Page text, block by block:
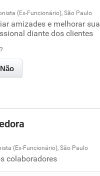
familiar
empresa
familiar
empresa
(Ex-Funcionário), São Paulo
amizades e melhorar sua
diante dos clientes
Não
(Ex-Funcionário), São Paulo
colaboradores